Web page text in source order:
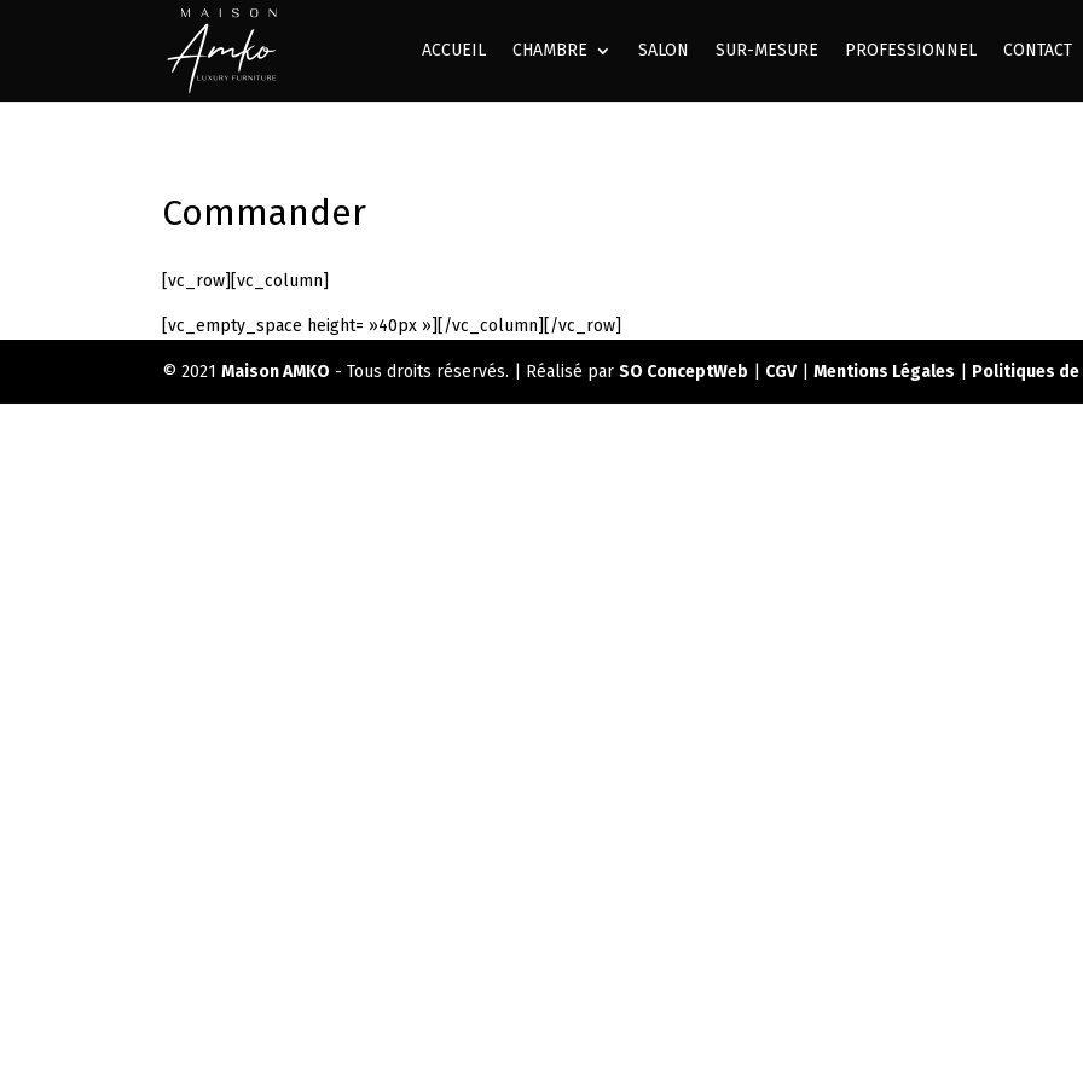
ACCUEIL CHAMBRE SALON SUR-MESURE PROFESSIONNEL CONTACT
Commander
[vc_row][vc_column]
[vc_empty_space height= »40px »][/vc_column][/vc_row]
© 2021Maison AMKO - Tous droits réservés. | Réalisé parSO ConceptWeb CGV |Mentions Légales Politiques